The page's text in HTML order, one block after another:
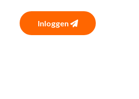
Inloggen